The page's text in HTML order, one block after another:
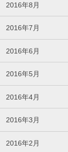
2016年8月
2016年7月
2016年6月
2016年5月
2016年4月
2016年3月
2016年2月